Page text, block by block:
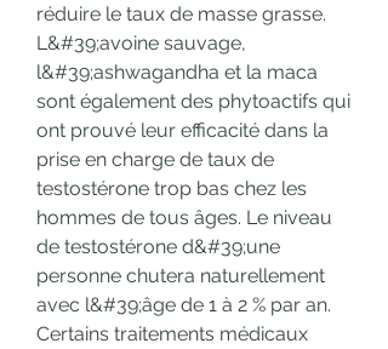
réduire le taux de masse grasse.
L&#39;avoine sauvage,
l&#39;ashwagandha et la maca
sont également des phytoactifs qui
ont prouvé leur efficacité dans la
prise en charge de taux de
testostérone trop bas chez les
hommes de tous âges. Le niveau
de testostérone d&#39;une
personne chutera naturellement
avec l&#39;âge de 1 à 2 % par an.
Certains traitements médicaux